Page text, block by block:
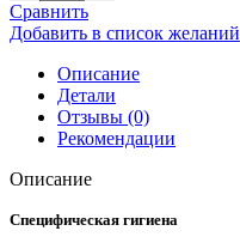
Сравнить
Добавить в список желаний
Описание
Детали
Отзывы (0)
Рекомендации
Описание
Специфическая гигиена